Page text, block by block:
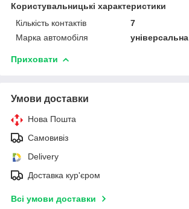
Користувальницькі характеристики
Кількість контактів
7
Марка автомобіля
універсальна
Приховати
Умови доставки
Нова Пошта
Самовивіз
Delivery
Доставка кур'єром
Всі умови доставки